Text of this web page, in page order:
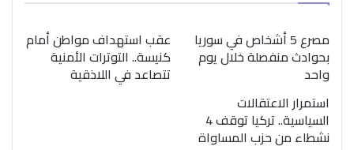
ضرورة اتباع نهج متكامل
لمواجهة إدمان المخدرات
مصرع 5 أشخاص في سوريا
بحوادث منفصلة خلال يوم
واحد
عقب استهداف مواطن أمام
كنيسة.. التوترات الأمنية
تتصاعد في اللاذقية
استمرار الاعتقالات
السياسية.. تركيا توقف 4
نشطاء من حزب المساواة